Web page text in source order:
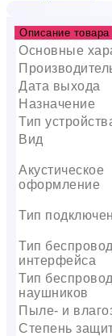
Описание товара
Основные
Дата выхода
Назначение
Тип
Вид
Акустическое
оформление
Тип
Тип
интерфейса
Тип
наушников
Пыле- и
Степень